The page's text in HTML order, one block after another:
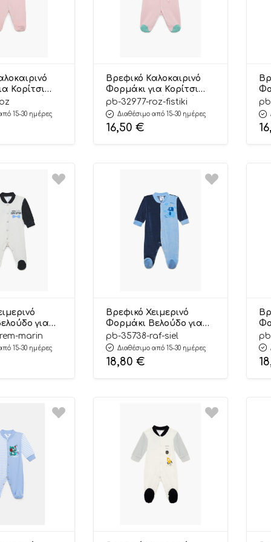
Κορίτσι
Μακρύ
Πλέξη
–
15-30 ημέρες
Βρεφικό Καλοκαιρινό
Φορμάκι για Κορίτσι
Giraffe Ροζ-Φυστικί
Μακρύ Μανίκι, Ψιλή
Πλέξη Υφάσματος,
Βαμβακερό 100% –
pb-32977-roz-fistiki
Διαθέσιμο από 15-30 ημέρες
16,50 €
για
Κρεμ-
Μανίκι,
80%,
– Pretty
marin
15-30 ημέρες
Βρεφικό Χειμερινό
Φορμάκι Βελούδο για
Αγόρι Ελεφαντάκια
Ραφ-Σιέλ Μακρύ
Μανίκι, Βαμβακερό
80%, Πολυέστερ 20% –
pb-35738-raf-siel
Διαθέσιμο από 15-30 ημέρες
18,80 €